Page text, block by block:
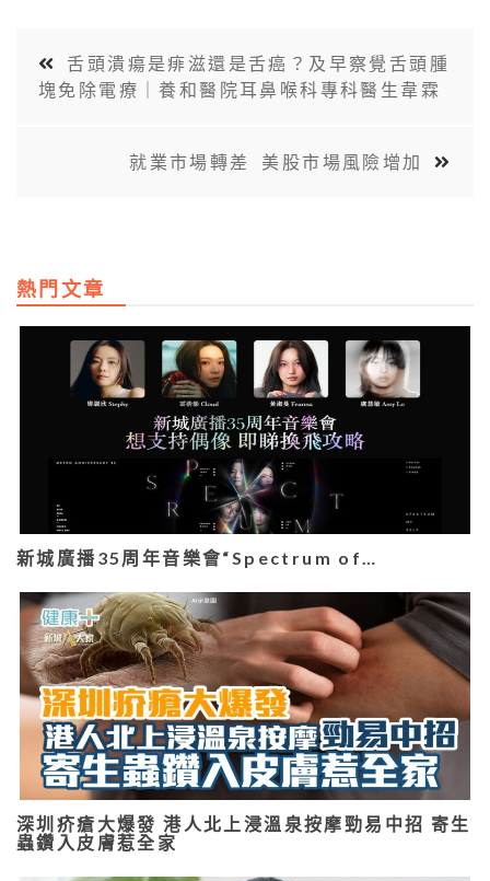
舌頭潰瘍是痱滋還是舌癌？及早察覺舌頭腫
塊免除電療｜養和醫院耳鼻喉科專科醫生韋霖
就業市場轉差 美股市場風險增加
熱門文章
新城廣播35周年音樂會“Spectrum of…
深圳疥瘡大爆發 港人北上浸溫泉按摩勁易中招 寄生
蟲鑽入皮膚惹全家